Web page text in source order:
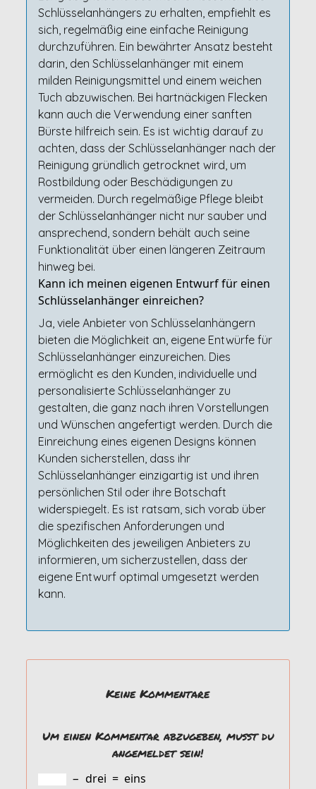
Schlüsselanhängers zu erhalten, empfiehlt es
sich, regelmäßig eine einfache Reinigung
durchzuführen. Ein bewährter Ansatz besteht
darin, den Schlüsselanhänger mit einem
milden Reinigungsmittel und einem weichen
Tuch abzuwischen. Bei hartnäckigen Flecken
kann auch die Verwendung einer sanften
Bürste hilfreich sein. Es ist wichtig darauf zu
achten, dass der Schlüsselanhänger nach der
Reinigung gründlich getrocknet wird, um
Rostbildung oder Beschädigungen zu
vermeiden. Durch regelmäßige Pflege bleibt
der Schlüsselanhänger nicht nur sauber und
ansprechend, sondern behält auch seine
Funktionalität über einen längeren Zeitraum
hinweg bei.
Kann ich meinen eigenen Entwurf für einen
Schlüsselanhänger einreichen?
Ja, viele Anbieter von Schlüsselanhängern
bieten die Möglichkeit an, eigene Entwürfe für
Schlüsselanhänger einzureichen. Dies
ermöglicht es den Kunden, individuelle und
personalisierte Schlüsselanhänger zu
gestalten, die ganz nach ihren Vorstellungen
und Wünschen angefertigt werden. Durch die
Einreichung eines eigenen Designs können
Kunden sicherstellen, dass ihr
Schlüsselanhänger einzigartig ist und ihren
persönlichen Stil oder ihre Botschaft
widerspiegelt. Es ist ratsam, sich vorab über
die spezifischen Anforderungen und
Möglichkeiten des jeweiligen Anbieters zu
informieren, um sicherzustellen, dass der
eigene Entwurf optimal umgesetzt werden
kann.
Keine Kommentare
Um einen Kommentar abzugeben, musst du
angemeldet sein!
− drei = eins